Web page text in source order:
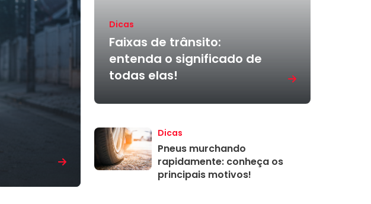
Dicas
Faixas de trânsito:
entenda o significado de
todas elas!
Dicas
Pneus murchando
rapidamente: conheça os
principais motivos!